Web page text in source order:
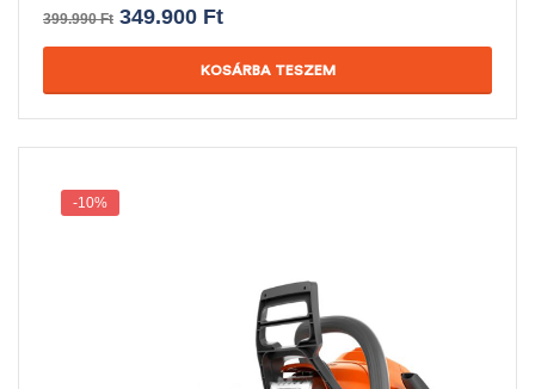
399.990Ft 349.900 Ft
KOSÁRBA TESZEM
-10%